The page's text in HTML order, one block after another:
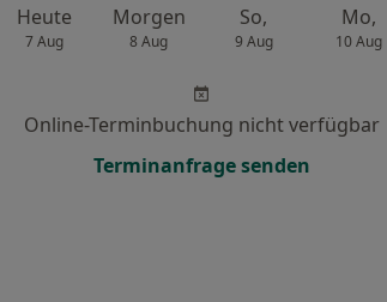
Heute
7 Aug
Morgen
8 Aug
So,
9 Aug
Mo,
10 Aug
Online-Terminbuchung nicht verfügbar
Terminanfrage senden